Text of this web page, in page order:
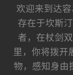
欢迎来到达容
存在于坎斯
者，在杖剑
里，你将拨开
物，感知身由